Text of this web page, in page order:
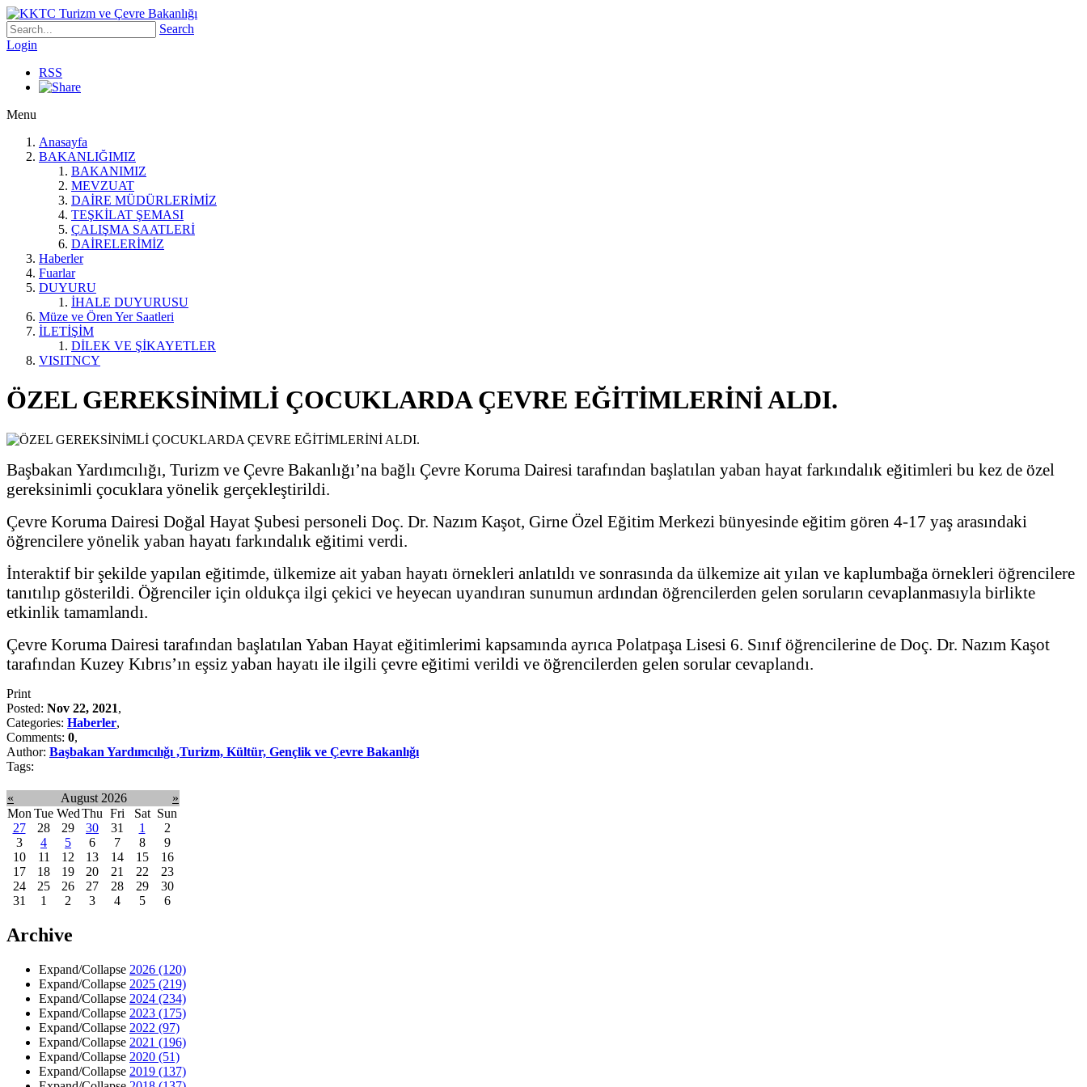
Search
Login
RSS
Menu
Anasayfa
BAKANLIĞIMIZ
BAKANIMIZ
MEVZUAT
DAİRE MÜDÜRLERİMİZ
TEŞKİLAT ŞEMASI
ÇALIŞMA SAATLERİ
DAİRELERİMİZ
Haberler
Fuarlar
DUYURU
İHALE DUYURUSU
Müze ve Ören Yer Saatleri
İLETİŞİM
DİLEK VE ŞİKAYETLER
VISITNCY
ÖZEL GEREKSİNİMLİ ÇOCUKLARDA ÇEVRE EĞİTİMLERİNİ ALDI.
Başbakan Yardımcılığı, Turizm ve Çevre Bakanlığı’na bağlı Çevre Koruma Dairesi tarafından başlatılan yaban hayat farkındalık eğitimleri bu kez de özel
gereksinimli çocuklara yönelik gerçekleştirildi.
Çevre Koruma Dairesi Doğal Hayat Şubesi personeli Doç. Dr. Nazım Kaşot, Girne Özel Eğitim Merkezi bünyesinde eğitim gören 4-17 yaş arasındaki
öğrencilere yönelik yaban hayatı farkındalık eğitimi verdi.
İnteraktif bir şekilde yapılan eğitimde, ülkemize ait yaban hayatı örnekleri anlatıldı ve sonrasında da ülkemize ait yılan ve kaplumbağa örnekleri öğrencilere
tanıtılıp gösterildi. Öğrenciler için oldukça ilgi çekici ve heyecan uyandıran sunumun ardından öğrencilerden gelen soruların cevaplanmasıyla birlikte
etkinlik tamamlandı.
Çevre Koruma Dairesi tarafından başlatılan Yaban Hayat eğitimlerimi kapsamında ayrıca Polatpaşa Lisesi 6. Sınıf öğrencilerine de Doç. Dr. Nazım Kaşot
tarafından Kuzey Kıbrıs’ın eşsiz yaban hayatı ile ilgili çevre eğitimi verildi ve öğrencilerden gelen sorular cevaplandı.
Print
Posted: Nov 22, 2021,
Categories: Haberler,
Comments: 0,
Author: Başbakan Yardımcılığı ,Turizm, Kültür, Gençlik ve Çevre Bakanlığı
Tags:
« August 2026
»
Mon Tue WedThu Fri Sat Sun
27
28 29 30 31 1
2
3
4 5 6 7 8
9
10
11 12 13 14 15
16
17
18 19 20 21 22
23
24
25 26 27 28 29
30
31
1 2 3 4 5 6
Archive
Expand/Collapse 2026 (120)
Expand/Collapse 2025 (219)
Expand/Collapse 2024 (234)
Expand/Collapse 2023 (175)
Expand/Collapse 2022 (97)
Expand/Collapse 2021 (196)
Expand/Collapse 2020 (51)
Expand/Collapse 2019 (137)